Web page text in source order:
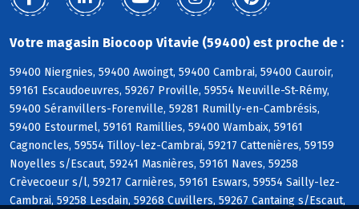
Votre magasin Biocoop Vitavie (59400) est proche de :
59400 Niergnies, 59400 Awoingt, 59400 Cambrai, 59400 Cauroir,
59161 Escaudoeuvres, 59267 Proville, 59554 Neuville-St-Rémy,
59400 Séranvillers-Forenville, 59281 Rumilly-en-Cambrésis,
59400 Estourmel, 59161 Ramillies, 59400 Wambaix, 59161
Cagnoncles, 59554 Tilloy-lez-Cambrai, 59217 Cattenières, 59159
Noyelles s/Escaut, 59241 Masnières, 59161 Naves, 59258
Crèvecoeur s/l, 59217 Carnières, 59161 Eswars, 59554 Sailly-lez-
Cambrai, 59258 Lesdain, 59268 Cuvillers, 59267 Cantaing s/Escaut,